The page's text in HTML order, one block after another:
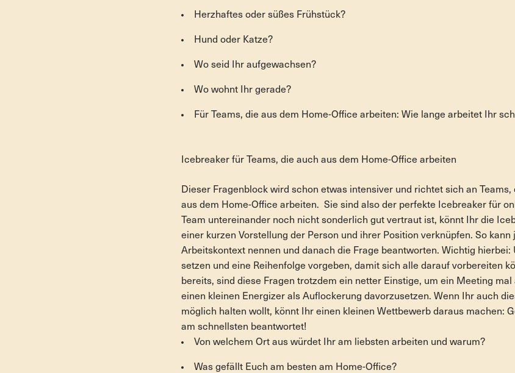
Herzhaftes oder süßes Frühstück?
Hund oder Katze?
Wo seid Ihr aufgewachsen?
Wo wohnt Ihr gerade?
Für Teams, die aus dem Home-Office arbeiten: Wie lange arbeitet Ihr
Icebreaker für Teams, die auch aus dem Home-Office arbeiten
Dieser Fragenblock wird schon etwas intensiver und richtet sich an
aus dem Home-Office arbeiten. Sie sind also der perfekte Icebreaker für
Team untereinander noch nicht sonderlich gut vertraut ist, könnt Ihr die
einer kurzen Vorstellung der Person und ihrer Position verknüpfen. So kann
Arbeitskontext nennen und danach die Frage beantworten. Wichtig hierbei:
setzen und eine Reihenfolge vorgeben, damit sich alle darauf vorbereiten
bereits, sind diese Fragen trotzdem ein netter Einstige, um ein Meeting
einen kleinen Energizer als Auflockerung davorzusetzen. Wenn Ihr auch
möglich halten wollt, könnt Ihr einen kleinen Wettbewerb daraus machen:
am schnellsten beantwortet!
Von welchem Ort aus würdet Ihr am liebsten arbeiten und warum?
Was gefällt Euch am besten am Home-Office?